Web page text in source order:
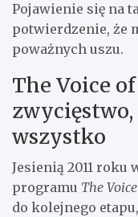
Pojawienie się na
potwierdzenie, że
poważnych uszu.
The Voice
wszystko
Jesienią 2011 roku
programu The
do kolejnego